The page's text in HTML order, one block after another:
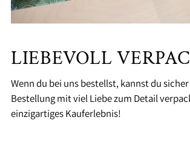
LIEBEVOLL
Wenn du bei uns bestellst, kannst du
Bestellung mit viel Liebe zum Detail
einzigartiges Kauferlebnis!